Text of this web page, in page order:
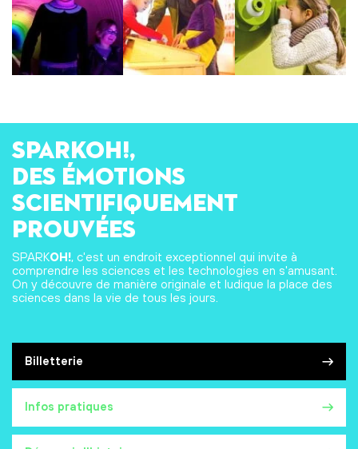
Billetterie
Infos pratiques
SPARKOH!,
des émotions
scientifiquement
prouvées
SPARKOH!, c'est un endroit exceptionnel qui invite à
comprendre les sciences et les technologies en s'amusant.
On y découvre de manière originale et ludique la place des
sciences dans la vie de tous les jours.